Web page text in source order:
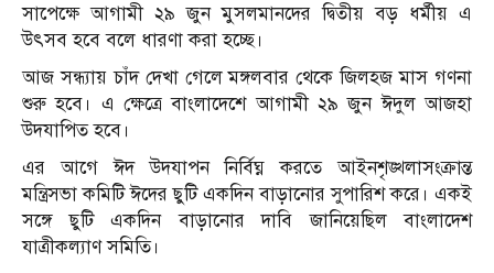
সাপেক্ষে আগামী ২৯ জুন মুসলমানদের দ্বিতীয় বড় ধর্মীয় এ
উৎসব হবে বলে ধারণা করা হচ্ছে।
আজ সন্ধ্যায় চাঁদ দেখা গেলে মঙ্গলবার থেকে জিলহজ মাস গণনা
শুরু হবে। এ ক্ষেত্রে বাংলাদেশে আগামী ২৯ জুন ঈদুল আজহা
উদযাপিত হবে।
এর আগে ঈদ উদযাপন নির্বিঘ্ন করতে আইনশৃঙ্খলাসংক্রান্ত
মন্ত্রিসভা কমিটি ঈদের ছুটি একদিন বাড়ানোর সুপারিশ করে। একই
সঙ্গে ছুটি একদিন বাড়ানোর দাবি জানিয়েছিল বাংলাদেশ
যাত্রীকল্যাণ সমিতি।